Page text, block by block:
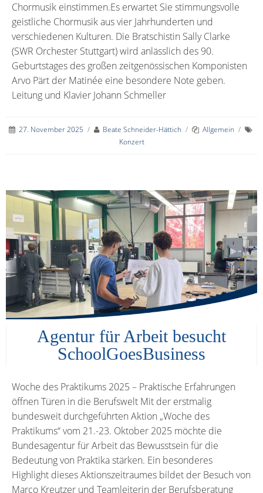
Chormusik einstimmen.Es erwartet Sie stimmungsvolle
geistliche Chormusik aus vier Jahrhunderten und
verschiedenen Kulturen. Die Bratschistin Sally Clarke
(SWR Orchester Stuttgart) wird anlässlich des 90.
Geburtstages des großen zeitgenössischen Komponisten
Arvo Pärt der Matinée eine besondere Note geben.
Leitung und Klavier Johann Schmeller
27. November 2025 / Beate Schneider-Hättich / Allgemein /
Konzert
Agentur für Arbeit besucht
SchoolGoesBusiness
Woche des Praktikums 2025 – Praktische Erfahrungen
öffnen Türen in die Berufswelt Mit der erstmalig
bundesweit durchgeführten Aktion „Woche des
Praktikums“ vom 21.-23. Oktober 2025 möchte die
Bundesagentur für Arbeit das Bewusstsein für die
Bedeutung von Praktika stärken. Ein besonderes
Highlight dieses Aktionszeitraumes bildet der Besuch von
Marco Kreutzer und Teamleiterin der Berufsberatung